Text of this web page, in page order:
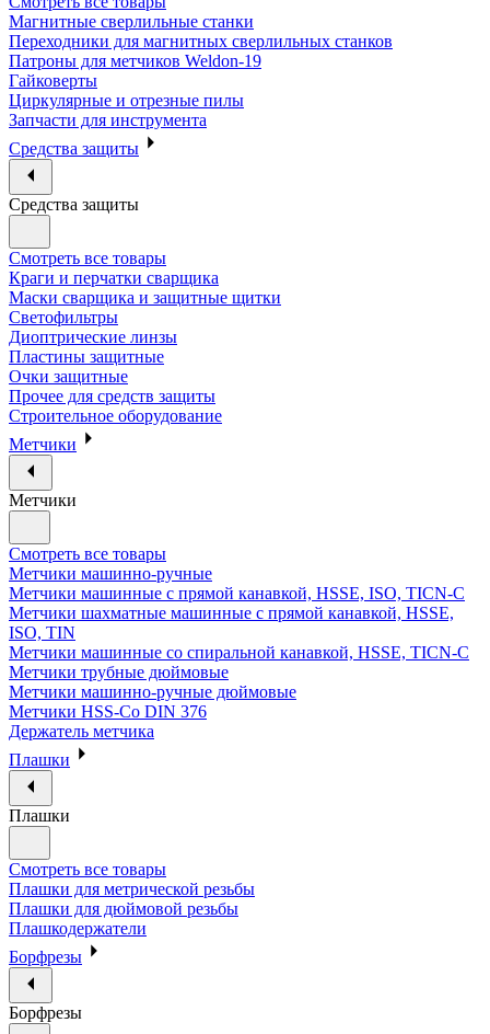
Магнитные сверлильные станки
Переходники для магнитных сверлильных станков
Патроны для метчиков Weldon-19
Гайковерты
Циркулярные и отрезные пилы
Запчасти для инструмента
Средства защиты
Средства защиты
Смотреть все товары
Краги и перчатки сварщика
Маски сварщика и защитные щитки
Светофильтры
Диоптрические линзы
Пластины защитные
Очки защитные
Прочее для средств защиты
Строительное оборудование
Метчики
Метчики
Смотреть все товары
Метчики машинно-ручные
Метчики машинные с прямой канавкой, HSSE, ISO, TICN-C
Метчики шахматные машинные с прямой канавкой, HSSE,
ISO, TIN
Метчики машинные со спиральной канавкой, HSSE, TICN-C
Метчики трубные дюймовые
Метчики машинно-ручные дюймовые
Метчики HSS-Co DIN 376
Держатель метчика
Плашки
Плашки
Смотреть все товары
Плашки для метрической резьбы
Плашки для дюймовой резьбы
Плашкодержатели
Борфрезы
Борфрезы